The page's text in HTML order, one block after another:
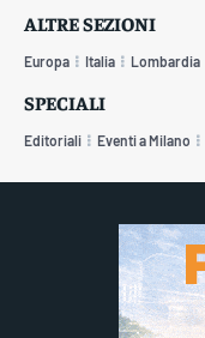
ALTRE SEZIONI
Europa Italia Lombardia
SPECIALI
Editoriali Eventi a Milano